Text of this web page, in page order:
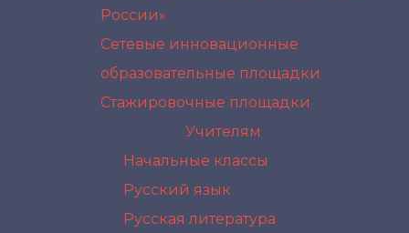
России»
Сетевые инновационные
образовательные площадки
Стажировочные площадки
Учителям
Начальные классы
Русский язык
Русская литература